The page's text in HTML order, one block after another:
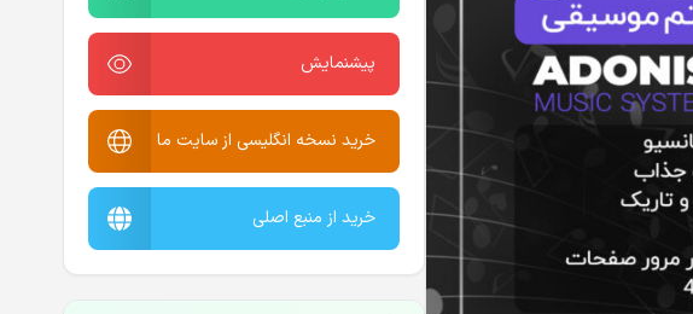
پیشنمایش
خرید نسخه انگلیسی از سایت ما
خرید از منبع اصلی